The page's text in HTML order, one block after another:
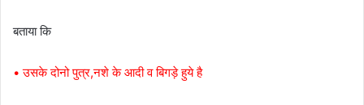
बताया कि
• उसके दोनो पुत्र,नशे के आदी व बिगड़े हुये है